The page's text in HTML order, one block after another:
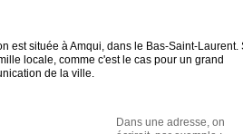
est située à Amqui, dans le Bas-Saint-Laurent.
locale, comme c'est le cas pour un grand
de la ville.
Dans une adresse, on